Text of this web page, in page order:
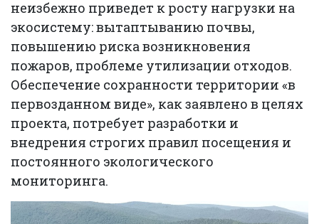
неизбежно приведет к росту нагрузки на
экосистему: вытаптыванию почвы,
повышению риска возникновения
пожаров, проблеме утилизации отходов.
Обеспечение сохранности территории «в
первозданном виде», как заявлено в целях
проекта, потребует разработки и
внедрения строгих правил посещения и
постоянного экологического
мониторинга.